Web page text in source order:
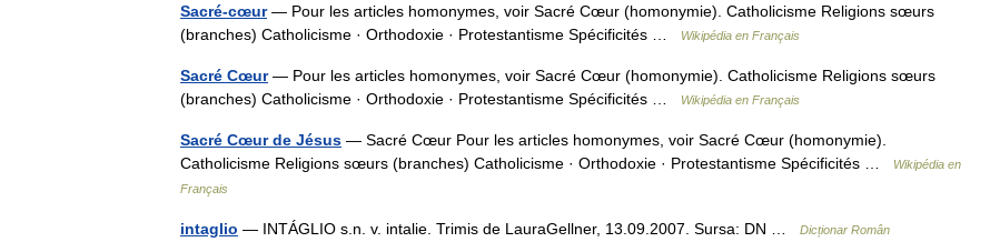
Sacré-cœur— Pour les articles homonymes, voir Sacré Cœur (homonymie). Catholicisme Religions sœurs
(branches) Catholicisme · Orthodoxie · Protestantisme Spécificités …
Wikipédia en Français
Sacré Cœur— Pour les articles homonymes, voir Sacré Cœur (homonymie). Catholicisme Religions sœurs
(branches) Catholicisme · Orthodoxie · Protestantisme Spécificités …
Wikipédia en Français
Sacré Cœur de Jésus — Sacré Cœur Pour les articles homonymes, voir Sacré Cœur (homonymie).
Catholicisme Religions sœurs (branches) Catholicisme · Orthodoxie · Protestantisme Spécificités …
Wikipédia en
Français
intaglio — INTÁGLIO s.n. v. intalie. Trimis de LauraGellner, 13.09.2007. Sursa: DN … Dicționar Român